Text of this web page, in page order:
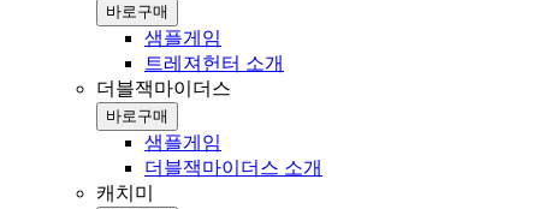
바로구매
샘플게임
트레져헌터 소개
더블잭마이더스
바로구매
샘플게임
더블잭마이더스 소개
캐치미